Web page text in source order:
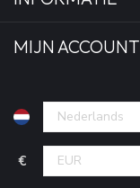
MIJN ACCOUNT
€